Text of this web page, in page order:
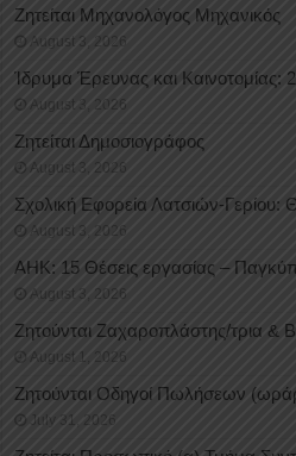
Ζητείται Μηχανολόγος Μηχανικός
August 3, 2026
Ίδρυμα Έρευνας και Καινοτομίας:
August 3, 2026
Ζητείται Δημοσιογράφος
August 3, 2026
Σχολική Εφορεία Λατσιών-Γερίου:
August 3, 2026
ΑΗΚ: 15 Θέσεις εργασίας –
August 3, 2026
Ζητούνται Ζαχαροπλάστης/τρια &
August 1, 2026
Ζητούνται Οδηγοί Πωλήσεων
July 31, 2026